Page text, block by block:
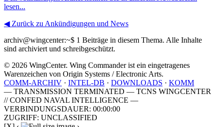
lesen...
◀ Zurück zu Ankündigungen und News
archiv@wingcenter:~$ 1 Beiträge in diesem Thema. Alle Inhalte
sind archiviert und schreibgeschützt.
© 2026 WingCenter. Wing Commander ist ein eingetragenes
Warenzeichen von Origin Systems / Electronic Arts.
COMM-ARCHIV · INTEL-DB · DOWNLOADS · KOMM
— TRANSMISSION TERMINATED — TCNS WINGCENTER
// CONFED NAVAL INTELLIGENCE —
VERBINDUNGSDAUER: 00:00:00
ZUGRIFF: UNCLASSIFIED